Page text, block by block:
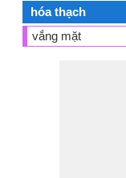
hóa thạch
vắng mặt